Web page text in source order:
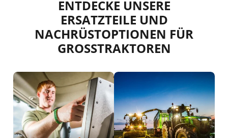
ENTDECKE UNSERE
ERSATZTEILE UND
NACHRÜSTOPTIONEN FÜR
GROSSTRAKTOREN